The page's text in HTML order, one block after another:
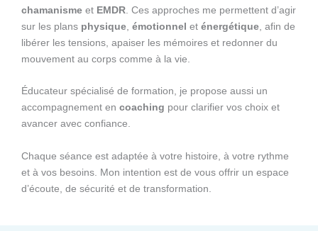
chamanisme et EMDR . Ces approches me permettent d’agir
sur les plans physique émotionnel et énergétique , afin de
libérer les tensions, apaiser les mémoires et redonner du
mouvement au corps comme à la vie.
Éducateur spécialisé de formation, je propose aussi un
accompagnement en coaching pour clarifier vos choix et
avancer avec confiance.
Chaque séance est adaptée à votre histoire, à votre rythme
et à vos besoins. Mon intention est de vous offrir un espace
d’écoute, de sécurité et de transformation.